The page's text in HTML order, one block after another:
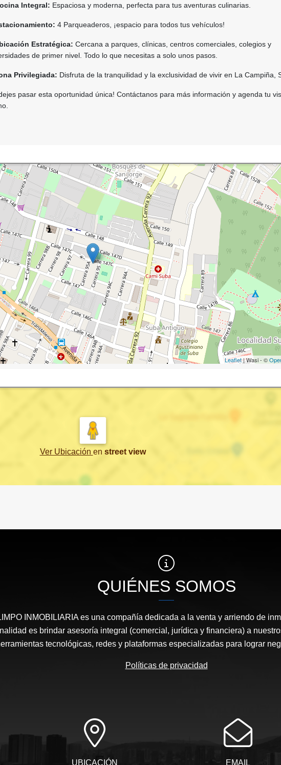
Integral: Espaciosa y moderna, perfecta para tus aventuras culinarias.
4 Parqueaderos, ¡espacio para todos tus vehículos!
Estratégica: Cercana a parques, clínicas, centros comerciales, colegios y
de primer nivel. Todo lo que necesitas a solo unos pasos.
Privilegiada: Disfruta de la tranquilidad y la exclusividad de vivir en La Campiña,
pasar esta oportunidad única! Contáctanos para más información y agenda tu
Leaflet| Wasi - ©
Ver Ubicación en street view
QUIÉNES SOMOS
INMOBILIARIA es una compañía dedicada a la venta y arriendo de
es brindar asesoría integral (comercial, jurídica y financiera) a
tecnológicas, redes y plataformas especializadas para lograr
Políticas de privacidad
UBICACIÓN EMAIL